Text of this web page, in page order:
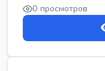
0 просмотров